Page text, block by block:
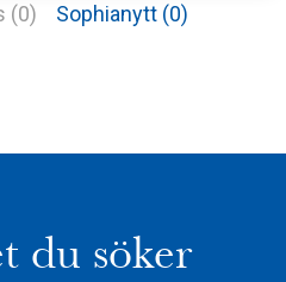
(0) Sophianytt (0)
du söker